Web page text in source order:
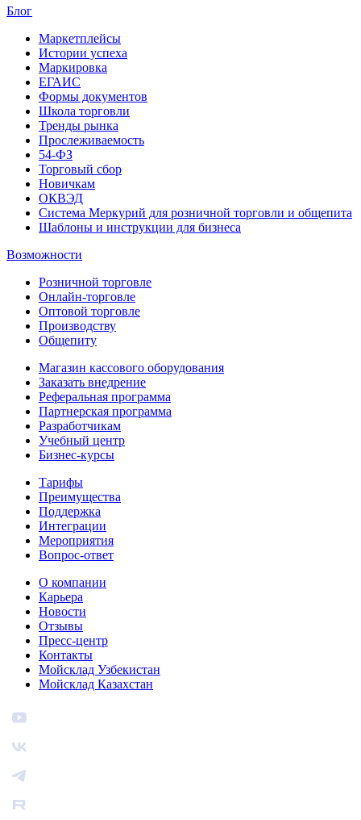
Блог
Маркетплейсы
Истории успеха
Маркировка
ЕГАИС
Формы документов
Школа торговли
Тренды рынка
Прослеживаемость
54-ФЗ
Торговый сбор
Новичкам
ОКВЭД
Система Меркурий для розничной торговли и общепита
Шаблоны и инструкции для бизнеса
Возможности
Розничной торговле
Онлайн-торговле
Оптовой торговле
Производству
Общепиту
Магазин кассового оборудования
Заказать внедрение
Реферальная программа
Партнерская программа
Разработчикам
Учебный центр
Бизнес‑курсы
Тарифы
Преимущества
Поддержка
Интеграции
Мероприятия
Вопрос-ответ
О компании
Карьера
Новости
Отзывы
Пресс-центр
Контакты
Мойсклад Узбекистан
Мойсклад Казахстан